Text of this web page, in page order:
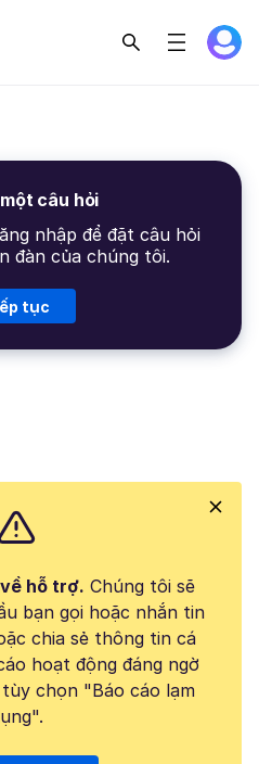
câu hỏi
nhập để đặt câu hỏi
đàn của chúng tôi.
tục
hỗ trợ. Chúng tôi sẽ
bạn gọi hoặc nhắn tin
chia sẻ thông tin cá
hoạt động đáng ngờ
chọn "Báo cáo lạm